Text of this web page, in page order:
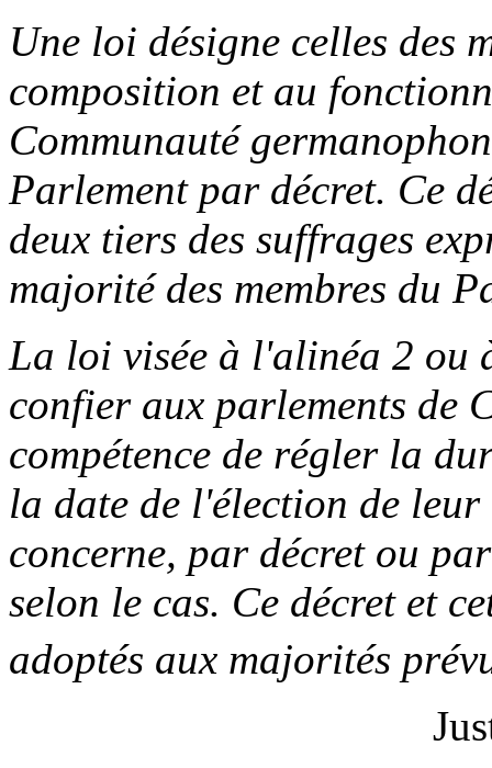
Une loi désigne celles des
composition et au
Communauté
Parlement par décret. Ce
deux tiers des suffrages
majorité des membres du
La loi visée à l'alinéa 2 ou
confier aux parlements de
compétence de régler la
la date de l'élection de leur
concerne, par décret ou
selon le cas. Ce décret et
adoptés aux majorités